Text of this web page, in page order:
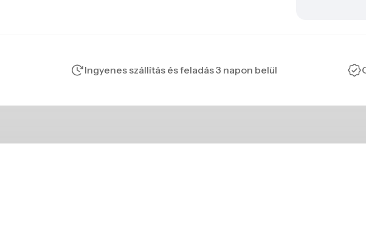
Ingyenes szállítás és feladás 3 napon belül